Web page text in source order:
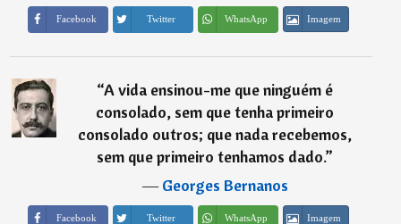
Facebook Twitter WhatsApp Imagem
“A vida ensinou-me que ninguém é
consolado, sem que tenha primeiro
consolado outros; que nada recebemos,
sem que primeiro tenhamos dado.”
―Georges Bernanos
Facebook Twitter WhatsApp Imagem